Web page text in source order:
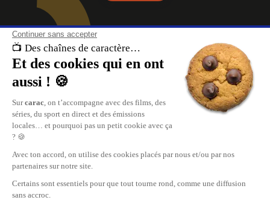
À propos de nous
carac , les chaînes de caractère. Retrouvez le meilleur du divertissement,
Replay de vos émissions favorites, reportages, cinéma, tout ce qui se
en Suisse Romande est sur carac.tv.
carac, les plus grandes chaînes privées TV de Suisse Romande.
Nous contacter
Carac Media SA
CH-1205 Genève
Publicité
Recevoir carac chez vous